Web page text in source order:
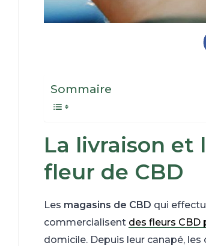
Sommaire
La livraison et
fleur de CBD
Les magasins de CBD qui
commercialisent des fleurs CBD
domicile. Depuis leur canapé,